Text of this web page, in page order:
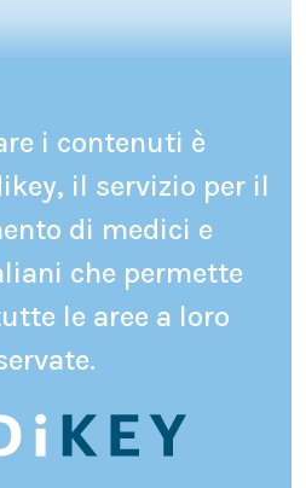
i contenuti è
il servizio per il
di medici e
che permette
le aree a loro